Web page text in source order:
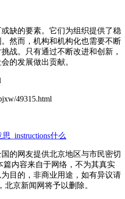
缺的要素。它们为组织提供了稳
然而，机构和机构化也需要不断
战。只有通过不断改进和创新，
的发展做出贡献。
49315.html
_instructions什么
的网友提供北京地区与市民密切
内容来自于网络，不为其真实
目的，非商业用途，如有异议请
北京新闻网将予以删除。